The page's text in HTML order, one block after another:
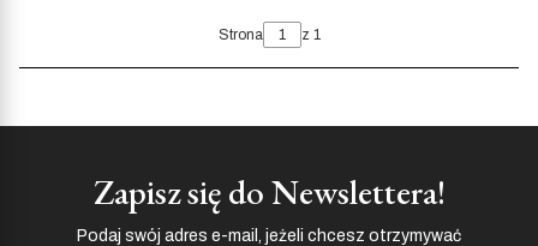
Strona z 1
Zapisz się do Newslettera!
Podaj swój adres e-mail, jeżeli chcesz otrzymywać